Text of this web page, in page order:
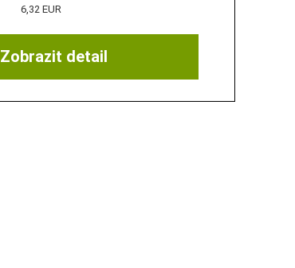
Zobrazit detail
6,32 EUR